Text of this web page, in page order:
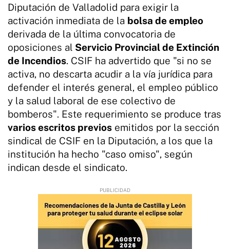
Diputación de Valladolid para exigir la
activación inmediata de la bolsa de empleo
derivada de la última convocatoria de
oposiciones al Servicio Provincial de Extinción
de Incendios. CSIF ha advertido que "si no se
activa, no descarta acudir a la vía jurídica para
defender el interés general, el empleo público
y la salud laboral de ese colectivo de
bomberos". Este requerimiento se produce tras
varios escritos previos emitidos por la sección
sindical de CSIF en la Diputación, a los que la
institución ha hecho "caso omiso", según
indican desde el sindicato.